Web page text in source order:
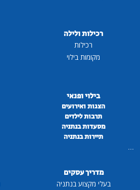
רכילות ולילה
רכילות
מקומות בילוי
בילוי ופנאי
הצגות ואירועים
תרבות לילדים
מסעדות בנתניה
תיירות בנתניה
...
מדריך עסקים
בעלי מקצוע בנתניה